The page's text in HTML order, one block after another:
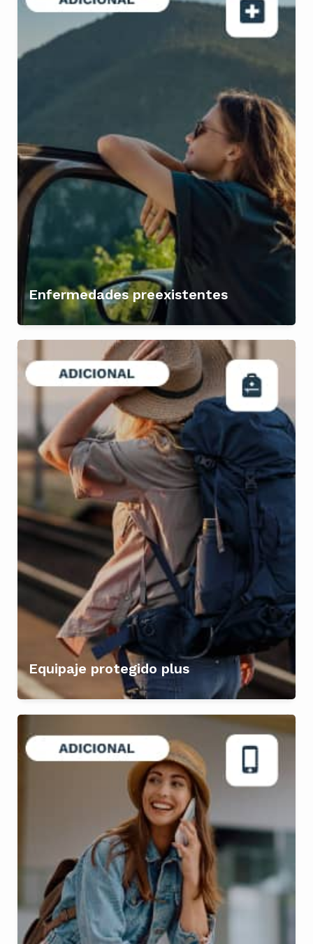
Enfermedades preexistentes
Equipaje protegido plus